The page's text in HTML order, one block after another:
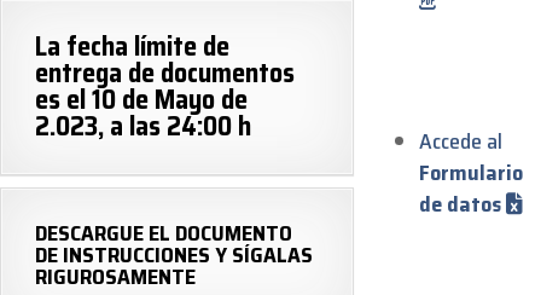
La fecha límite de
entrega de documentos
es el 10 de Mayo de
2.023, a las 24:00 h
DESCARGUE EL DOCUMENTO
DE INSTRUCCIONES Y SÍGALAS
RIGUROSAMENTE
Accede al
Formulario
de datos